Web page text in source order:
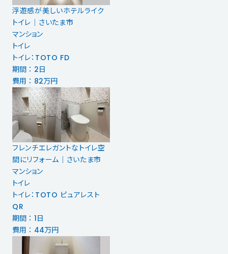
浮遊感が美しいホテルライク
トイレ｜さいたま市
マンション
トイレ
トイレ：TOTO FD
期間 ： 2日
費用 ： 82万円
フレンチエレガントなトイレ空
間にリフォーム｜さいたま市
マンション
トイレ
トイレ：TOTO ピュアレスト
QR
期間 ： 1日
費用 ： 44万円